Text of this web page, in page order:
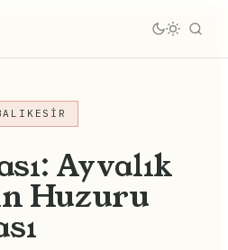
Ayvalık
Huzuru